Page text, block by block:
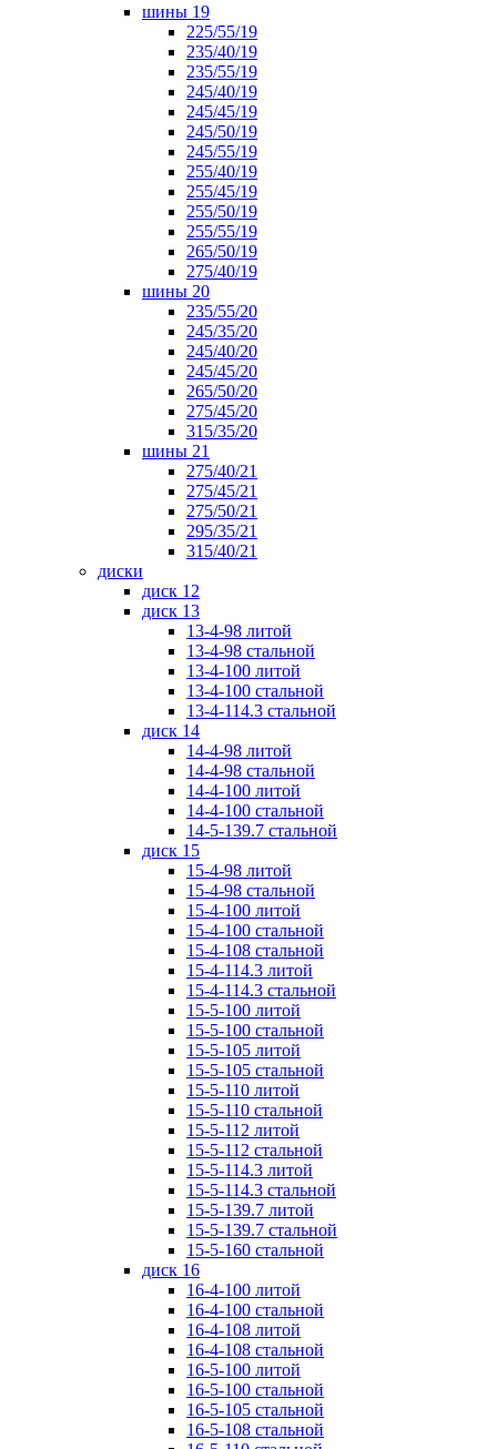
шины 19
225/55/19
235/40/19
235/55/19
245/40/19
245/45/19
245/50/19
245/55/19
255/40/19
255/45/19
255/50/19
255/55/19
265/50/19
275/40/19
шины 20
235/55/20
245/35/20
245/40/20
245/45/20
265/50/20
275/45/20
315/35/20
шины 21
275/40/21
275/45/21
275/50/21
295/35/21
315/40/21
диски
диск 12
диск 13
13-4-98 литой
13-4-98 стальной
13-4-100 литой
13-4-100 стальной
13-4-114.3 стальной
диск 14
14-4-98 литой
14-4-98 стальной
14-4-100 литой
14-4-100 стальной
14-5-139.7 стальной
диск 15
15-4-98 литой
15-4-98 стальной
15-4-100 литой
15-4-100 стальной
15-4-108 стальной
15-4-114.3 литой
15-4-114.3 стальной
15-5-100 литой
15-5-100 стальной
15-5-105 литой
15-5-105 стальной
15-5-110 литой
15-5-110 стальной
15-5-112 литой
15-5-112 стальной
15-5-114.3 литой
15-5-114.3 стальной
15-5-139.7 литой
15-5-139.7 стальной
15-5-160 стальной
диск 16
16-4-100 литой
16-4-100 стальной
16-4-108 литой
16-4-108 стальной
16-5-100 литой
16-5-100 стальной
16-5-105 стальной
16-5-108 стальной